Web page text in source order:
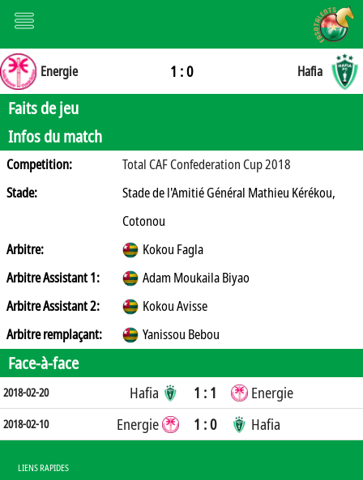
Energie 1 : 0 Hafia
Faits de jeu
Infos du match
Competition:
Total CAF Confederation Cup 2018
Stade:
Stade de l'Amitié Général Mathieu Kérékou,
Cotonou
Arbitre:
Kokou Fagla
Arbitre Assistant 1:
Adam Moukaila Biyao
Arbitre Assistant 2:
Kokou Avisse
Arbitre remplaçant:
Yanissou Bebou
Face-à-face
2018-02-20 Hafia 1 : 1 Energie
2018-02-10 Energie 1 : 0 Hafia
LIENS RAPIDES